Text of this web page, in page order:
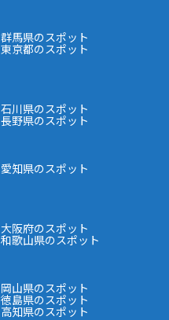
群馬県のスポット
東京都のスポット
石川県のスポット
長野県のスポット
愛知県のスポット
大阪府のスポット
和歌山県のスポット
岡山県のスポット
徳島県のスポット
高知県のスポット